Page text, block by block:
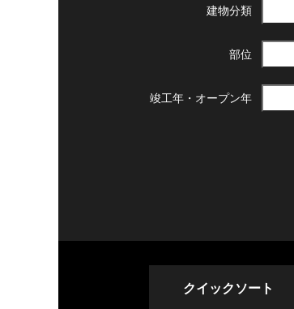
建物分類
部位
竣工年・ オープン年
クイックソート